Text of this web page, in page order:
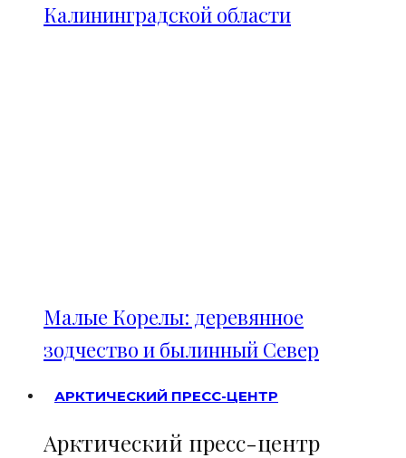
Калининградской области
Малые Корелы: деревянное
зодчество и былинный Север
АРКТИЧЕСКИЙ ПРЕСС-ЦЕНТР
Арктический пресс-центр